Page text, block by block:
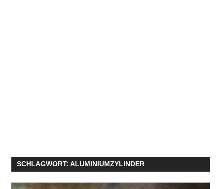
SCHLAGWORT: ALUMINIUMZYLINDER